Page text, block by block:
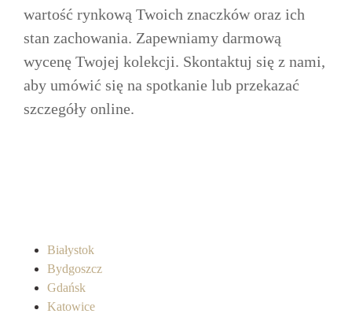
wartość rynkową Twoich znaczków oraz ich
stan zachowania. Zapewniamy darmową
wycenę Twojej kolekcji. Skontaktuj się z nami,
aby umówić się na spotkanie lub przekazać
szczegóły online.
Białystok
Bydgoszcz
Gdańsk
Katowice